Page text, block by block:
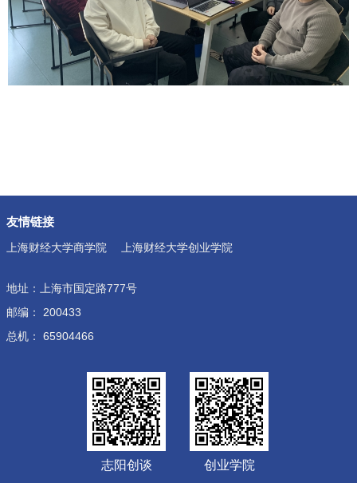
友情链接
上海财经大学商学院 上海财经大学创业学院
地址：上海市国定路777号
邮编： 200433
总机： 65904466
志阳创谈 创业学院